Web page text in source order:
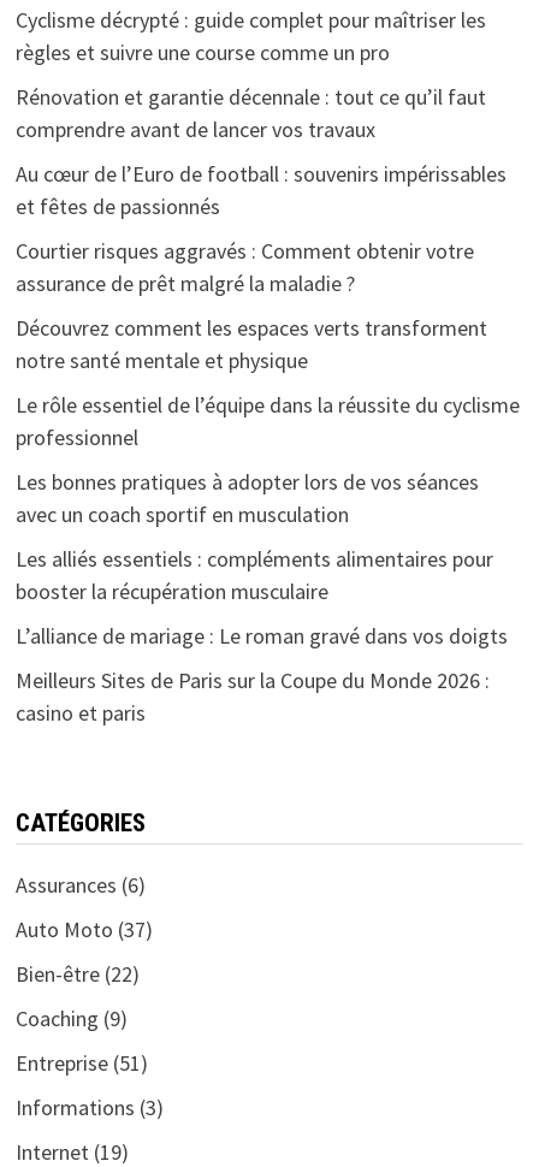
Cyclisme décrypté : guide complet pour maîtriser les
règles et suivre une course comme un pro
Rénovation et garantie décennale : tout ce qu’il faut
comprendre avant de lancer vos travaux
Au cœur de l’Euro de football : souvenirs impérissables
et fêtes de passionnés
Courtier risques aggravés : Comment obtenir votre
assurance de prêt malgré la maladie ?
Découvrez comment les espaces verts transforment
notre santé mentale et physique
Le rôle essentiel de l’équipe dans la réussite du cyclisme
professionnel
Les bonnes pratiques à adopter lors de vos séances
avec un coach sportif en musculation
Les alliés essentiels : compléments alimentaires pour
booster la récupération musculaire
L’alliance de mariage : Le roman gravé dans vos doigts
Meilleurs Sites de Paris sur la Coupe du Monde 2026 :
casino et paris
CATÉGORIES
Assurances (6)
Auto Moto (37)
Bien-être(22)
Coaching (9)
Entreprise(51)
Informations (3)
Internet(19)